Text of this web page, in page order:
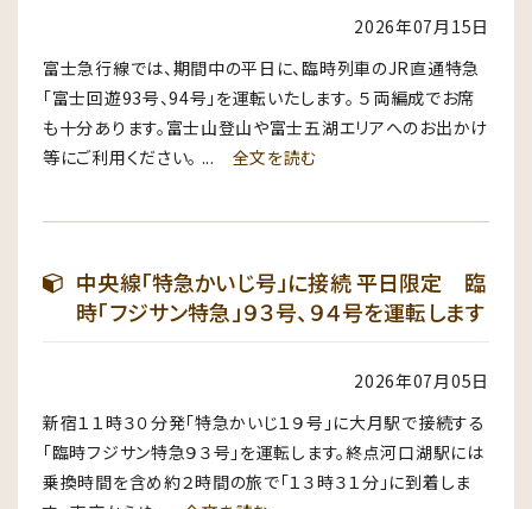
2026年07月15日
富士急行線では、期間中の平日に、臨時列車のJR直通特急
「富士回遊93号、94号」を運転いたします。 ５両編成でお席
も十分あります。富士山登山や富士五湖エリアへのお出かけ
等にご利用ください。 ... 全文を読む
中央線「特急かいじ号」に接続 平日限定 臨
時「フジサン特急」９３号、９４号を運転します
2026年07月05日
新宿１１時３０分発「特急かいじ１９号」に大月駅で接続する
「臨時フジサン特急９３号」を運転します。終点河口湖駅には
乗換時間を含め約２時間の旅で「１３時３１分」に到着しま